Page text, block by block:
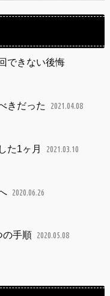
できない後悔
きだった 2021.04.08
た1ヶ月 2021.03.10
2020.06.26
の手順 2020.05.08